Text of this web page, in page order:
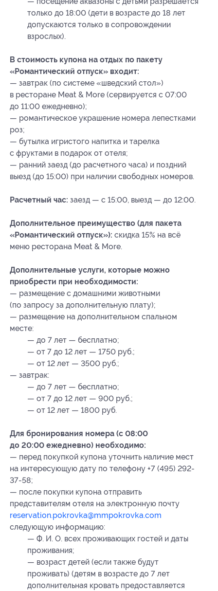
только до 18:00 (дети в возрасте до 18 лет
допускаются только в сопровождении
взрослых).
В стоимость купона на отдых по пакету
«Романтический отпуск» входит:
— завтрак (по системе «шведский стол»)
в ресторане Meat & More (сервируется с 07:00
до 11:00 ежедневно);
— романтическое украшение номера лепестками
роз;
— бутылка игристого напитка и тарелка
с фруктами в подарок от отеля;
— ранний заезд (до расчетного часа) и поздний
выезд (до 15:00) при наличии свободных номеров.
Расчетный час: заезд — с 15:00, выезд — до 12:00.
Дополнительное преимущество (для пакета
«Романтический отпуск»): скидка 15% на всё
меню ресторана Meat & More.
Дополнительные услуги, которые можно
приобрести при необходимости:
— размещение с домашними животными
(по запросу за дополнительную плату);
— размещение на дополнительном спальном
месте:
— до 7 лет — бесплатно;
— от 7 до 12 лет — 1750 руб.;
— от 12 лет — 3500 руб.;
— завтрак:
— до 7 лет — бесплатно;
— от 7 до 12 лет — 900 руб.;
— от 12 лет — 1800 руб.
Для бронирования номера (с 08:00
до 20:00 ежедневно) необходимо:
— перед покупкой купона уточнить наличие мест
на интересующую дату по телефону +7 (495) 292-
37-58;
— после покупки купона отправить
представителям отеля на электронную почту
reservation.pokrovka@mmpokrovka.com
следующую информацию:
— Ф. И. О. всех проживающих гостей и даты
проживания;
— возраст детей (если также будут
проживать) (детям в возрасте до 7 лет
дополнительная кровать предоставляется